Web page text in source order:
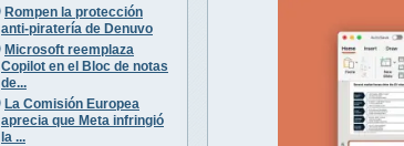
Rompen la protección
anti-piratería de Denuvo
Microsoft reemplaza
Copilot en el Bloc de notas
de...
La Comisión Europea
aprecia que Meta infringió
la ...